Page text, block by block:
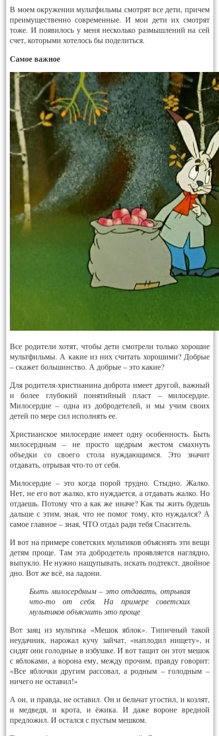
В моем окружении мультфильмы смотрят все дети, причем
преимущественно современные. И мои дети их смотрят
тоже. И появилось у меня несколько размышлений на сей
счет, которыми хотелось бы поделиться.
Самое важное
Все родители хотят, чтобы дети смотрели только хорошие
мультфильмы. А какие из них считать хорошими? Добрые
– скажет большинство. А добрые – это какие?
Для родителя-христианина доброта имеет другой, важный
и более глубокий понятийный пласт – милосердие.
Милосердие – одна из добродетелей, и мы учим своих
детей по мере сил исполнять ее.
Христианское милосердие имеет одну особенность. Быть
милосердным – не просто щедрым жестом смахнуть
объедки со своего стола нуждающимся. Это значит
отдавать, отрывая что-то от себя.
Милосердие – это когда порой трудно. Стыдно. Жалко.
Нет, не его вот жалко, кто нуждается, а отдавать жалко. Но
отдаешь. Потому что а как же иначе? Как ты жить будешь
дальше с этим, зная, что не помог тому, кто нуждался? А
самое главное – зная, ЧТО отдал ради тебя Спаситель.
И вот на примере советских мультиков объяснять эти вещи
детям проще. Там эта добродетель проявляется наглядно,
выпукло. Не нужно нащупывать, искать подтекст, двойное
дно. Вот же всё, на ладони.
Быть милосердным – это отдавать, отрывая
что-то от себя. На примере советских
мультиков объяснить это проще
Вот заяц из мультика «Мешок яблок». Типичный такой
неудачник, нарожал кучу зайчат, «наплодил нищету», и
сидят они голодные в избушке. И вот тащит он этот мешок
с яблоками, а ворона ему, между прочим, правду говорит:
«Все яблочки другим рассовал, а родным – голодным –
ничего не оставил!»
А он, и правда, не оставил. Он и бельчат угостил, и козлят,
и медведя, и крота, и ёжика. И даже вороне вредной
предложил. И остался с пустым мешком.